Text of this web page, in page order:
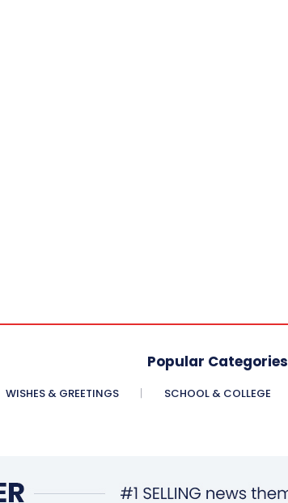
Popular Categories
WISHES & GREETINGS SCHOOL & COLLEGE